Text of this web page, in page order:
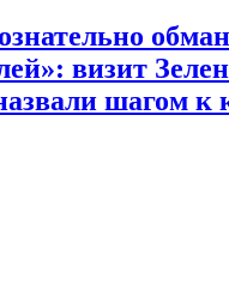
визит
шагом к